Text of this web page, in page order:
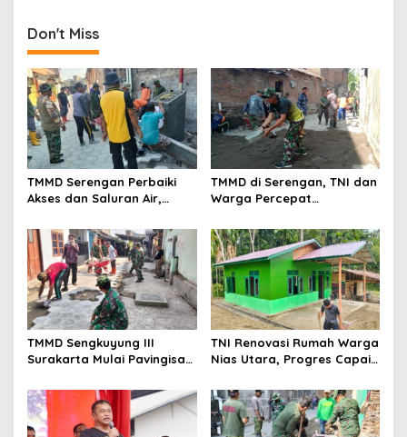
Don't Miss
TMMD Serengan Perbaiki
Akses dan Saluran Air,
TMMD di Serengan, TNI dan
Warga Percepat
TMMD Sengkuyung III
Surakarta Mulai Pavingisasi
TNI Renovasi Rumah Warga
Nias Utara, Progres Capai